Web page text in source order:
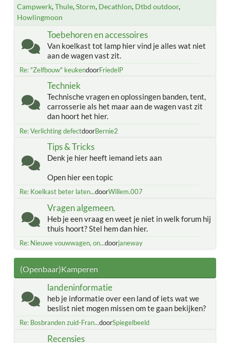
Campwerk Thule Storm Decathlon Dtbd outdoor
Howlingmoon
Toebehoren en accessoires
Van koelkast tot lamp hier vind je alles wat niet
aan de wagen vast zit.
Re: "Zelfbouw" keukendoorFriedelP
Techniek
Technische vragen en oplossingen banden, tent,
carrosserie als het maar aan de wagen vast zit
dan hoort het hier.
Re: Verlichting defectdoorBernie2
Tips & Tricks
Denk je hier heeft iemand iets aan
Open hier een topic
Re: Koelkast beter laten...doorWillem.007
Vragen algemeen.
Heb je een vraag en weet je niet in welk forum hij
thuis hoort? Stel hem dan hier.
Re: Nieuwe vouwwagen, on...doorjaneway
(Openbaar)Kamperen
landeninformatie
heb je informatie over een land of iets wat we
beslist niet mogen missen om te gaan bekijken?
Re: Bosbranden zuid-Fran...doorSpiegelbeeld
Recensies